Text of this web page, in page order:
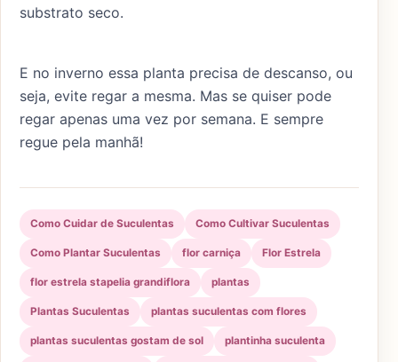
substrato seco.
E no inverno essa planta precisa de descanso, ou
seja, evite regar a mesma. Mas se quiser pode
regar apenas uma vez por semana. E sempre
regue pela manhã!
Como Cuidar de Suculentas Como Cultivar Suculentas
Como Plantar Suculentas flor carniça Flor Estrela
flor estrela stapelia grandiflora plantas
Plantas Suculentas plantas suculentas com flores
plantas suculentas gostam de sol plantinha suculenta